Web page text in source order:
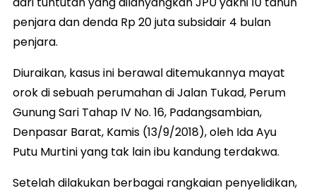
penjara dan denda Rp 20 juta subsidair 4 bulan
penjara.
Diuraikan, kasus ini berawal ditemukannya mayat
orok di sebuah perumahan di Jalan Tukad, Perum
Gunung Sari Tahap IV No. 16, Padangsambian,
Denpasar Barat, Kamis (13/9/2018), oleh Ida Ayu
Putu Murtini yang tak lain ibu kandung terdakwa.
Setelah dilakukan berbagai rangkaian penyelidikan,